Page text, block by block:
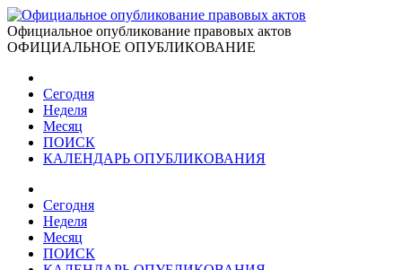
Официальное опубликование правовых актов
ОФИЦИАЛЬНОЕ ОПУБЛИКОВАНИЕ
Сегодня
Неделя
Месяц
ПОИСК
КАЛЕНДАРЬ ОПУБЛИКОВАНИЯ
Сегодня
Неделя
Месяц
ПОИСК